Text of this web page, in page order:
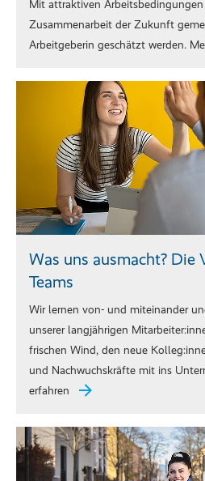
Mit attraktiven
Zusammenarbeit der Zukunft
Arbeitgeberin geschätzt werden.
Was uns ausmacht? Die
Teams
Wir lernen von- und miteinander
unserer langjährigen
frischen Wind, den neue
und Nachwuchskräfte mit ins
erfahren